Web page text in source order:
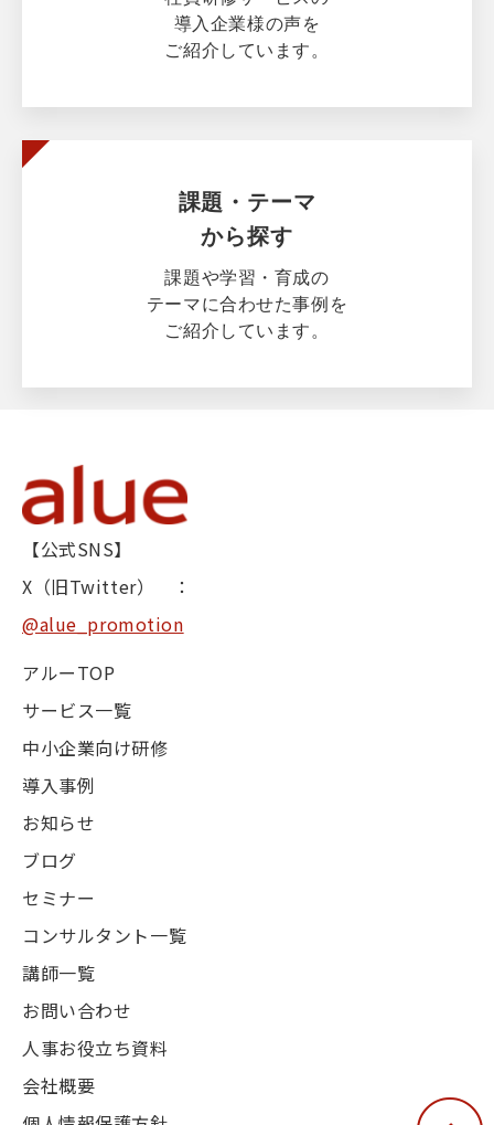
導入企業様の声を
ご紹介しています。
課題・テーマ
から探す
課題や学習・育成の
テーマに合わせた事例を
ご紹介しています。
【公式SNS】
X（旧Twitter） ：
@alue_promotion
アルーTOP
サービス一覧
中小企業向け研修
導入事例
お知らせ
ブログ
セミナー
コンサルタント一覧
講師一覧
お問い合わせ
人事お役立ち資料
会社概要